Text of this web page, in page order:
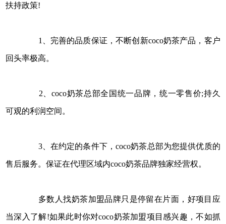
扶持政策!
1、完善的品质保证，不断创新coco奶茶产品，客户
回头率极高。
2、coco奶茶总部全国统一品牌，统一零售价;持久
可观的利润空间。
3、在约定的条件下，coco奶茶总部为您提供优质的
售后服务。保证在代理区域内coco奶茶品牌独家经营权。
多数人找奶茶加盟品牌只是停留在片面，好项目应
当深入了解!如果此时你对coco奶茶加盟项目感兴趣，不如抓